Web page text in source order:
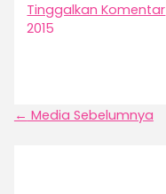
Tinggalkan Komentar
2015
← Media Sebelumnya